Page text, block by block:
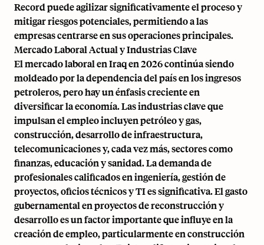
Record puede agilizar significativamente el proceso y
mitigar riesgos potenciales, permitiendo a las
empresas centrarse en sus operaciones principales.
Mercado Laboral Actual y Industrias Clave
El mercado laboral en Iraq en 2026 continúa siendo
moldeado por la dependencia del país en los ingresos
petroleros, pero hay un énfasis creciente en
diversificar la economía. Las industrias clave que
impulsan el empleo incluyen petróleo y gas,
construcción, desarrollo de infraestructura,
telecomunicaciones y, cada vez más, sectores como
finanzas, educación y sanidad. La demanda de
profesionales calificados en ingeniería, gestión de
proyectos, oficios técnicos y TI es significativa. El gasto
gubernamental en proyectos de reconstrucción y
desarrollo es un factor importante que influye en la
creación de empleo, particularmente en construcción